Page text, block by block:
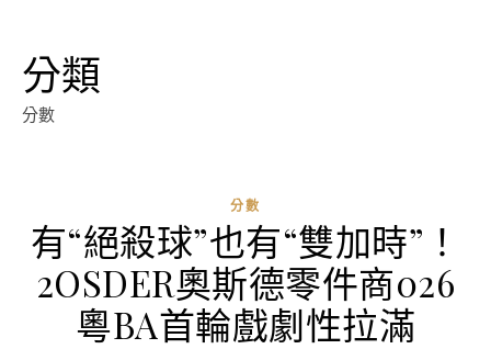
分類
分數
分數
有“絕殺球”也有“雙加時”！
2OSDER奧斯德零件商026
粵BA首輪戲劇性拉滿